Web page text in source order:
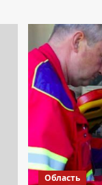
Область